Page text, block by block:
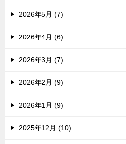
2026年5月 (7)
2026年4月 (6)
2026年3月 (7)
2026年2月 (9)
2026年1月 (9)
2025年12月 (10)